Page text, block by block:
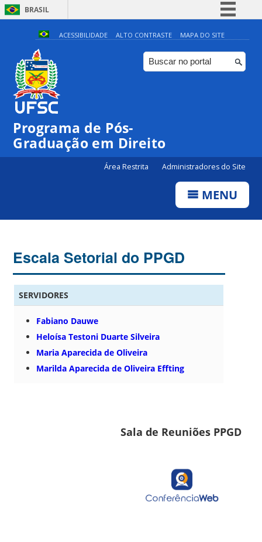
BRASIL
Simplifique!
Comunica BR
Participe
ACESSIBILIDADE ALTO CONTRASTE MAPA DO SITE
Programa de Pós-
Graduação em Direito
Área Restrita Administradores do Site
MENU
Escala Setorial do PPGD
SERVIDORES
Fabiano Dauwe
Heloísa Testoni Duarte Silveira
Maria Aparecida de Oliveira
Marilda Aparecida de Oliveira Effting
Sala de Reuniões PPGD